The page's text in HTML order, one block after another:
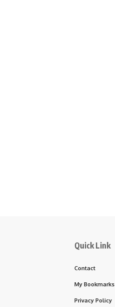
Quick Link
Contact
My Bookmarks
Privacy Policy